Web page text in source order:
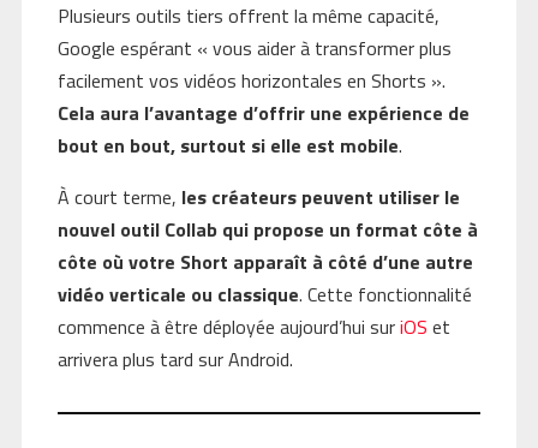
Plusieurs outils tiers offrent la même capacité,
Google espérant « vous aider à transformer plus
facilement vos vidéos horizontales en Shorts ».
Cela aura l’avantage d’offrir une expérience de
bout en bout, surtout si elle est mobile.
À court terme, les créateurs peuvent utiliser le
nouvel outil Collab qui propose un format côte à
côte où votre Short apparaît à côté d’une autre
vidéo verticale ou classique. Cette fonctionnalité
commence à être déployée aujourd’hui suriOS et
arrivera plus tard sur Android.